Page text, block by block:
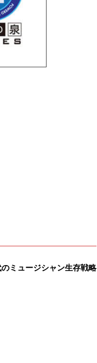
ミュージシャン生存戦略